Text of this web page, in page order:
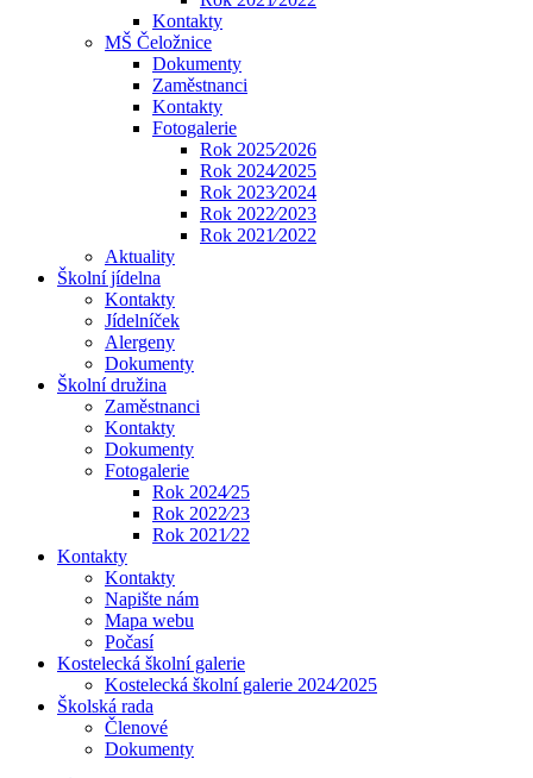
Kontakty
MŠ Čeložnice
Dokumenty
Zaměstnanci
Kontakty
Fotogalerie
Rok 2025⁄2026
Rok 2024⁄2025
Rok 2023⁄2024
Rok 2022⁄2023
Rok 2021⁄2022
Aktuality
Školní jídelna
Kontakty
Jídelníček
Alergeny
Dokumenty
Školní družina
Zaměstnanci
Kontakty
Dokumenty
Fotogalerie
Rok 2024⁄25
Rok 2022⁄23
Rok 2021⁄22
Kontakty
Kontakty
Napište nám
Mapa webu
Počasí
Kostelecká školní galerie
Kostelecká školní galerie 2024⁄2025
Školská rada
Členové
Dokumenty